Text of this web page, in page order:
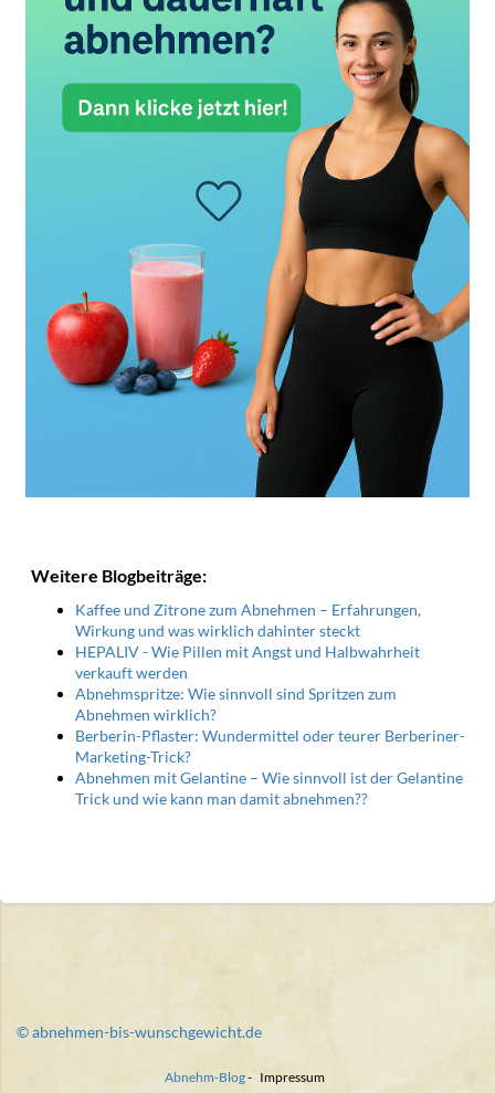
Weitere Blogbeiträge:
Kaffee und Zitrone zum Abnehmen – Erfahrungen,
Wirkung und was wirklich dahinter steckt
HEPALIV - Wie Pillen mit Angst und Halbwahrheit
verkauft werden
Abnehmspritze: Wie sinnvoll sind Spritzen zum
Abnehmen wirklich?
Berberin-Pflaster: Wundermittel oder teurer Berberiner-
Marketing-Trick?
Abnehmen mit Gelantine – Wie sinnvoll ist der Gelantine
Trick und wie kann man damit abnehmen??
© abnehmen-bis-wunschgewicht.de
Abnehm-Blog- Impressum